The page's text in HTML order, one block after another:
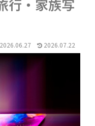
行・家族写
2026.06.27 2026.07.22